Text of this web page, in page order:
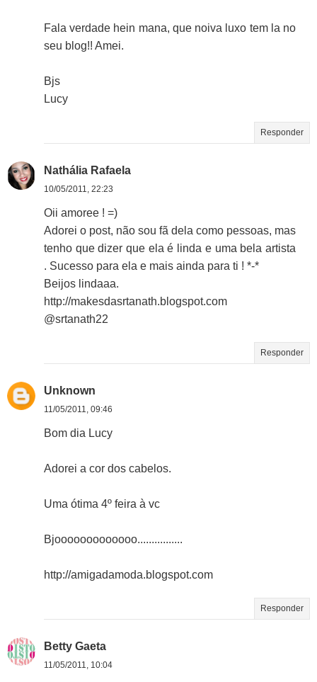
Fala verdade hein mana, que noiva luxo tem la no
seu blog!! Amei.
Bjs
Lucy
Responder
Nathália Rafaela
10/05/2011, 22:23
Oii amoree ! =)
Adorei o post, não sou fã dela como pessoas, mas
tenho que dizer que ela é linda e uma bela artista
. Sucesso para ela e mais ainda para ti ! *-*
Beijos lindaaa.
http://makesdasrtanath.blogspot.com
@srtanath22
Responder
Unknown
11/05/2011, 09:46
Bom dia Lucy
Adorei a cor dos cabelos.
Uma ótima 4º feira à vc
Bjooooooooooooo................
http://amigadamoda.blogspot.com
Responder
Betty Gaeta
11/05/2011, 10:04